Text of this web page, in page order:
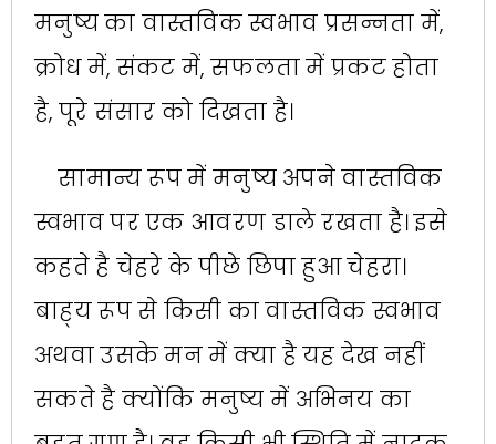
मनुष्य का वास्तविक स्वभाव प्रसन्नता में,
क्रोध में, संकट में, सफलता में प्रकट होता
है, पूरे संसार को दिखता है।
सामान्य रूप में मनुष्य अपने वास्तविक
स्वभाव पर एक आवरण डाले रखता है। इसे
कहते है चेहरे के पीछे छिपा हुआ चेहरा।
बाह्‌‍य रूप से किसी का वास्तविक स्वभाव
अथवा उसके मन में क्या है यह देख नहीं
सकते है क्योंकि मनुष्य में अभिनय का